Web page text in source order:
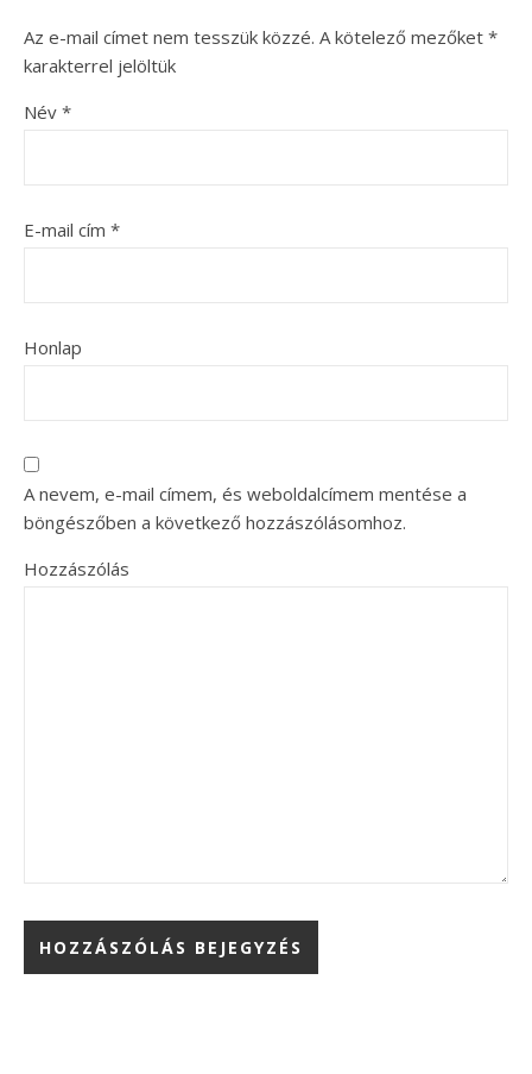
Az e-mail címet nem tesszük közzé. A kötelező mezőket *
karakterrel jelöltük
Név *
E-mail cím *
Honlap
A nevem, e-mail címem, és weboldalcímem mentése a
böngészőben a következő hozzászólásomhoz.
Hozzászólás